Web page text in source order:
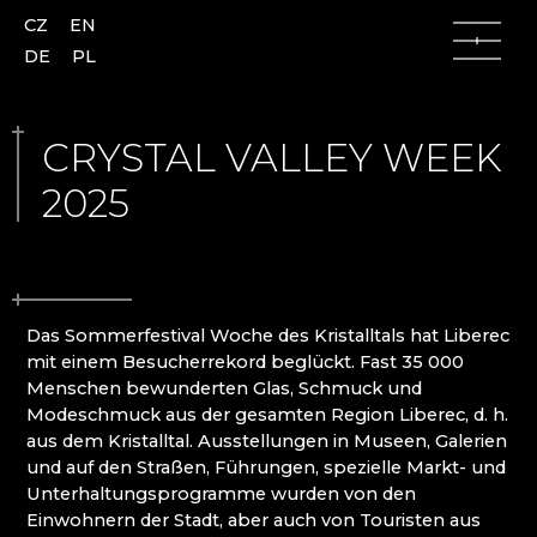
Česká Lípa (Böhmisch Leipa)
Kamenický Šenov (Steinschönau)
Kunratice u Cvikova (Kunnersdorf)
Nový Bor (Haida)
Skalice (Langenau)
Slunečná
Lindava (Lindenau)
AJETO
ALENA LINTAVA, GLASS AND JEWELLERY
ASTERA
ASTRONOMISCHE UHR AUS GLAS - ČESKÁ
KAMENICE
AZ-DESIGN
BARTGLASS
BYSTRO DESIGN
CZ
EN
DE
PL
CRYSTAL VALLEY WEEK
2025
Das Sommerfestival Woche des Kristalltals hat Liberec
mit einem Besucherrekord beglückt. Fast 35 000
Menschen bewunderten Glas, Schmuck und
Modeschmuck aus der gesamten Region Liberec, d. h.
aus dem Kristalltal. Ausstellungen in Museen, Galerien
und auf den Straßen, Führungen, spezielle Markt- und
Unterhaltungsprogramme wurden von den
Einwohnern der Stadt, aber auch von Touristen aus